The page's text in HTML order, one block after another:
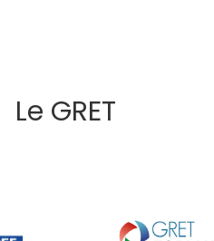
Le GRET